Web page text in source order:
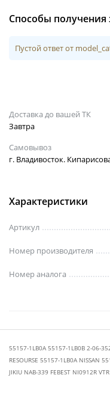
Способы получения
Пустой ответ от
Доставка до вашей ТК
Завтра
Самовывоз
г. Владивосток.
Характеристики
Артикул
Номер производителя
Номер аналога
55157-1LB0A 55157-1LB0B 2-06-
RESOURSE 55157-1LB0A NISSAN
JIKIU NAB-339 FEBEST NI0912R